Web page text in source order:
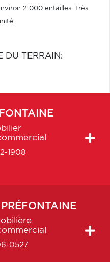
2 000 entailles. Très
DU TERRAIN:
1908
PRÉFONTAINE
0527